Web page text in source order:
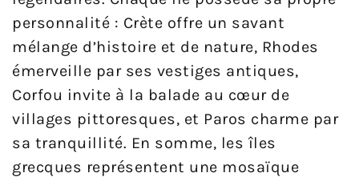
personnalité : Crète offre un savant
mélange d’histoire et de nature, Rhodes
émerveille par ses vestiges antiques,
Corfou invite à la balade au cœur de
villages pittoresques, et Paros charme par
sa tranquillité. En somme, les îles
grecques représentent une mosaïque